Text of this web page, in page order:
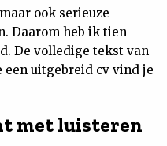
ook serieuze
Daarom heb ik tien
De volledige tekst van
uitgebreid cv vind je
met luisteren